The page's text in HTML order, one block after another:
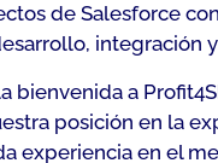
de Salesforce
integración
bienvenida a
posición en la
en el